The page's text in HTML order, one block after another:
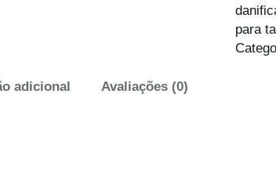
para
adicional Avaliações (0)